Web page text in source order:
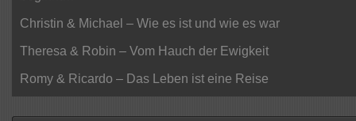
Christin & Michael – Wie es ist und wie es war
Theresa & Robin – Vom Hauch der Ewigkeit
Romy & Ricardo – Das Leben ist eine Reise